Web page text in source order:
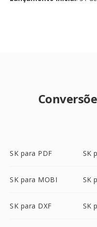
SK para PDF SK
SK para MOBI SK
SK para DXF SK